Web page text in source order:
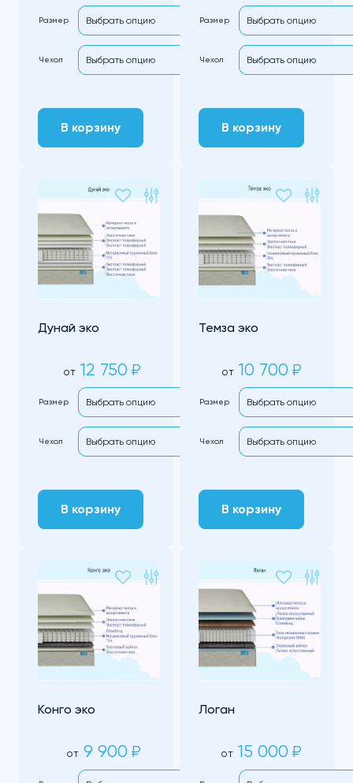
Размер
Чехол
В корзину
Размер
Чехол
В корзину
Дунай эко
от 12 750 ₽
Размер
Чехол
В корзину
Темза эко
от 10 700 ₽
Размер
Чехол
В корзину
Конго эко
от 9 900 ₽
Логан
от 15 000 ₽